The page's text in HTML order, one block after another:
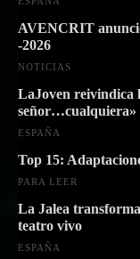
AVENCRIT
-2026
NOTICIAS
LaJoven reivindica
señor…cualquiera»
ESPAÑA
Top 15:
PARA LEER
La Jalea
teatro vivo
ESPAÑA